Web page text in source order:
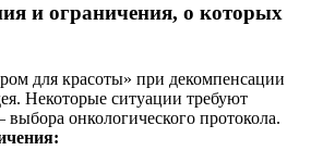
и ограничения, о которых
для красоты» при декомпенсации
Некоторые ситуации требуют
онкологического протокола.